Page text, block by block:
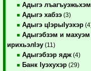
Адыгэ
Адыгэ хабзэ (3)
Адыгэ цIэрыIуэхэр
Адыгэбзэм и махуэм
ирихьэлIэу (11)
Адыгэбзэр ядж (4)
Банк Iуэхухэр (29)